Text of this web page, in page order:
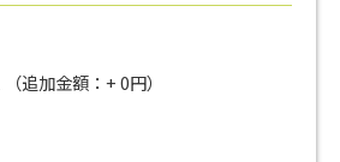
追加金額：+0円）